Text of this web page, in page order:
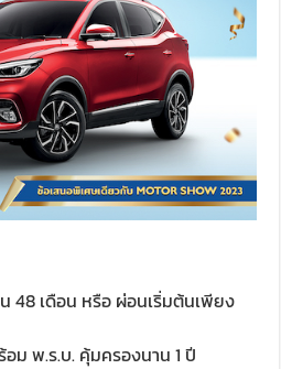
48 เดือน หรือ ผ่อนเริ่มต้นเพียง
ม พ.ร.บ. คุ้มครองนาน 1 ปี